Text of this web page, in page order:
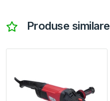
Produse similare